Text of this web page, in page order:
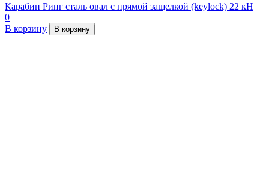
Карабин Ринг сталь овал с прямой защелкой (keylock) 22 кН
0
В корзину
В корзину